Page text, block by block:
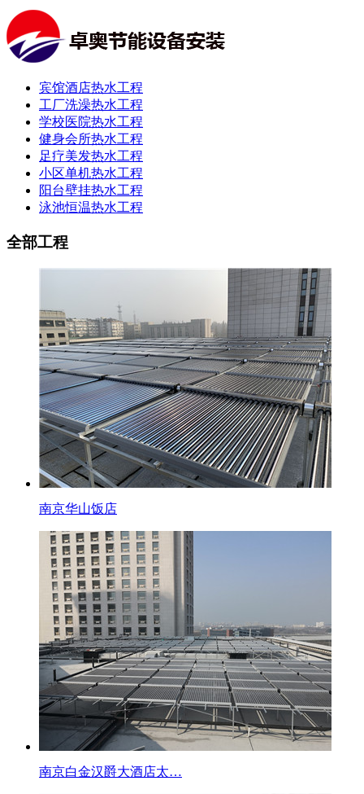
宾馆酒店热水工程
工厂洗澡热水工程
学校医院热水工程
健身会所热水工程
足疗美发热水工程
小区单机热水工程
阳台壁挂热水工程
泳池恒温热水工程
全部工程
南京华山饭店
南京白金汉爵大酒店太…